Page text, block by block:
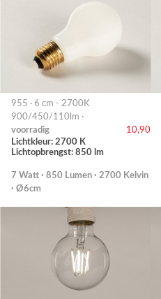
955 · 6 cm - 2700K
900/450/110lm ·
voorradig
10,90
Lichtkleur: 2700 K
Lichtopbrengst: 850 lm
7 Watt · 850 Lumen · 2700 Kelvin
· Ø6cm